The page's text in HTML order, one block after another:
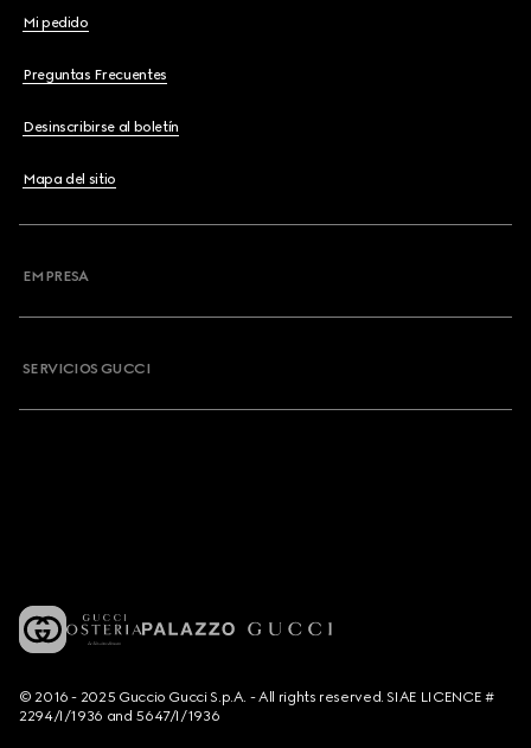
Mi pedido
Preguntas Frecuentes
Desinscribirse al boletín
Mapa del sitio
EMPRESA
SERVICIOS GUCCI
© 2016 - 2025 Guccio Gucci S.p.A. - All rights reserved. SIAE LICENCE #
2294/I/1936 and 5647/I/1936